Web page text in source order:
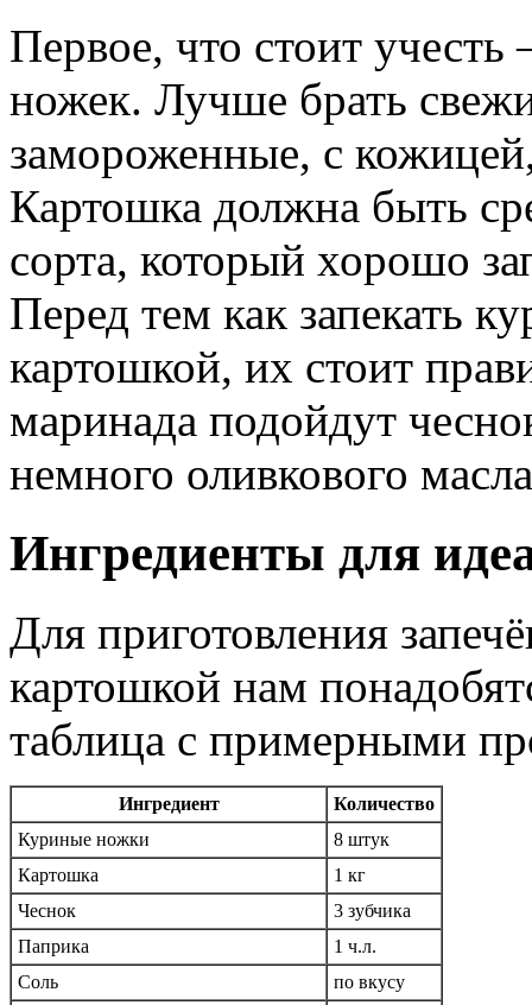
Первое, что стоит
ножек. Лучше брать
замороженные, с
Картошка должна быть
сорта, который хорошо
Перед тем как запекать
картошкой, их стоит
маринада подойдут
немного оливкового
Ингредиенты для
Для приготовления
картошкой нам
таблица с примерными
Ингредиент
Количество
Куриные ножки
8 штук
Картошка
1 кг
Чеснок
3 зубчика
Паприка
1 ч.л.
Соль
по вкусу